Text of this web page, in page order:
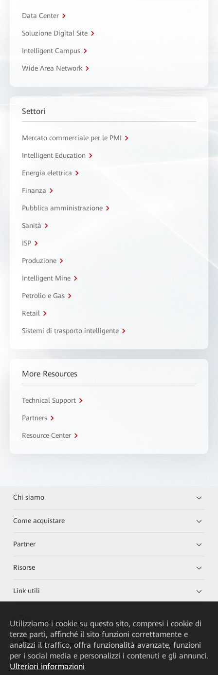
Data Center
Soluzione Digital Site
Intelligent Campus
Wide Area Network
Settori
Mercato commerciale per le PMI
Intelligent Education
Energia elettrica
Finanza
Pubblica amministrazione
Sanità
ISP
Produzione
Intelligent Mine
Petrolio e Gas
Retail
Sistemi di trasporto intelligente
More Resources
Technical Support
Partners
Resource Center
Chi siamo
Come acquistare
Partner
Risorse
Link utili
HUAWEI eKit App
Huawei HiKnow App
HUAWEI eFly App
Utilizziamo i cookie su questo sito, compresi i cookie di
terze parti, affinché il sito funzioni correttamente e
analizzi il traffico, offra funzionalità avanzate, funzioni
per i social media e personalizzi i contenuti e gli annunci.
Ulteriori informazioni